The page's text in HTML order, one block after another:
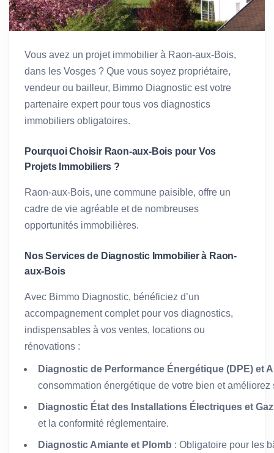
Vous avez un projet immobilier à Raon-aux-Bois,
dans les Vosges ? Que vous soyez propriétaire,
vendeur ou bailleur, Bimmo Diagnostic est votre
partenaire expert pour tous vos diagnostics
immobiliers obligatoires.
Pourquoi Choisir Raon-aux-Bois pour Vos
Projets Immobiliers ?
Raon-aux-Bois, une commune paisible, offre un
cadre de vie agréable et de nombreuses
opportunités immobilières.
Nos Services de Diagnostic Immobilier à Raon-
aux-Bois
Avec Bimmo Diagnostic, bénéficiez d’un
accompagnement complet pour vos diagnostics,
indispensables à vos ventes, locations ou
rénovations :
Diagnostic de Performance Énergétique (DPE) et
consommation énergétique de votre bien et améliorez
Diagnostic État des Installations Électriques et Gaz
et la conformité réglementaire.
Diagnostic Amiante et Plomb : Obligatoire pour les